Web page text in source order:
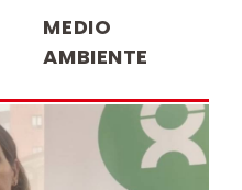
MEDIO
AMBIENTE